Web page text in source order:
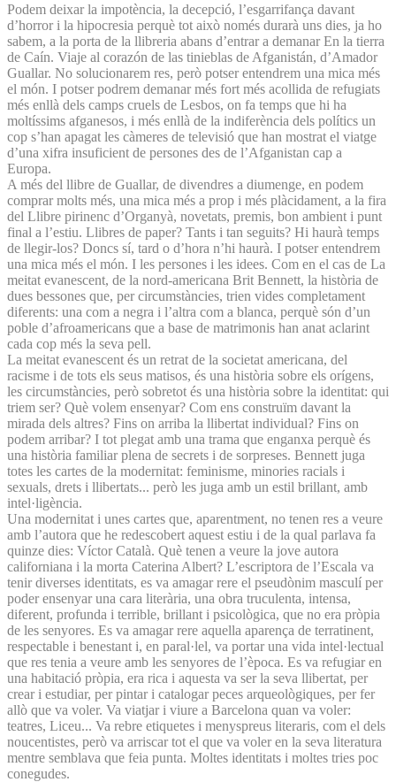
Podem deixar la impotència, la decepció, l’esgarrifança davant
d’horror i la hipocresia perquè tot això només durarà uns dies, ja ho
sabem, a la porta de la llibreria abans d’entrar a demanar En la tierra
de Caín. Viaje al corazón de las tinieblas de Afganistán, d’Amador
Guallar. No solucionarem res, però potser entendrem una mica més
el món. I potser podrem demanar més fort més acollida de refugiats
més enllà dels camps cruels de Lesbos, on fa temps que hi ha
moltíssims afganesos, i més enllà de la indiferència dels polítics un
cop s’han apagat les càmeres de televisió que han mostrat el viatge
d’una xifra insuficient de persones des de l’Afganistan cap a
Europa.
A més del llibre de Guallar, de divendres a diumenge, en podem
comprar molts més, una mica més a prop i més plàcidament, a la fira
del Llibre pirinenc d’Organyà, novetats, premis, bon ambient i punt
final a l’estiu. Llibres de paper? Tants i tan seguits? Hi haurà temps
de llegir-los? Doncs sí, tard o d’hora n’hi haurà. I potser entendrem
una mica més el món. I les persones i les idees. Com en el cas de La
meitat evanescent, de la nord-americana Brit Bennett, la història de
dues bessones que, per circumstàncies, trien vides completament
diferents: una com a negra i l’altra com a blanca, perquè són d’un
poble d’afroamericans que a base de matrimonis han anat aclarint
cada cop més la seva pell.
La meitat evanescent és un retrat de la societat americana, del
racisme i de tots els seus matisos, és una història sobre els orígens,
les circumstàncies, però sobretot és una història sobre la identitat: qui
triem ser? Què volem ensenyar? Com ens construïm davant la
mirada dels altres? Fins on arriba la llibertat individual? Fins on
podem arribar? I tot plegat amb una trama que enganxa perquè és
una història familiar plena de secrets i de sorpreses. Bennett juga
totes les cartes de la modernitat: feminisme, minories racials i
sexuals, drets i llibertats... però les juga amb un estil brillant, amb
intel·ligència.
Una modernitat i unes cartes que, aparentment, no tenen res a veure
amb l’autora que he redescobert aquest estiu i de la qual parlava fa
quinze dies: Víctor Català. Què tenen a veure la jove autora
californiana i la morta Caterina Albert? L’escriptora de l’Escala va
tenir diverses identitats, es va amagar rere el pseudònim masculí per
poder ensenyar una cara literària, una obra truculenta, intensa,
diferent, profunda i terrible, brillant i psicològica, que no era pròpia
de les senyores. Es va amagar rere aquella aparença de terratinent,
respectable i benestant i, en paral·lel, va portar una vida intel·lectual
que res tenia a veure amb les senyores de l’època. Es va refugiar en
una habitació pròpia, era rica i aquesta va ser la seva llibertat, per
crear i estudiar, per pintar i catalogar peces arqueològiques, per fer
allò que va voler. Va viatjar i viure a Barcelona quan va voler:
teatres, Liceu... Va rebre etiquetes i menyspreus literaris, com el dels
noucentistes, però va arriscar tot el que va voler en la seva literatura
mentre semblava que feia punta. Moltes identitats i moltes tries poc
conegudes.